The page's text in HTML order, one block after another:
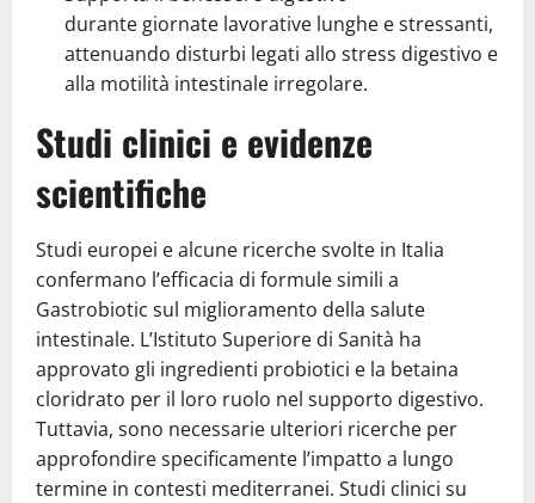
durante giornate lavorative lunghe e stressanti,
attenuando disturbi legati allo stress digestivo e
alla motilità intestinale irregolare.
Studi clinici e evidenze
scientifiche
Studi europei e alcune ricerche svolte in Italia
confermano l’efficacia di formule simili a
Gastrobiotic sul miglioramento della salute
intestinale. L’Istituto Superiore di Sanità ha
approvato gli ingredienti probiotici e la betaina
cloridrato per il loro ruolo nel supporto digestivo.
Tuttavia, sono necessarie ulteriori ricerche per
approfondire specificamente l’impatto a lungo
termine in contesti mediterranei. Studi clinici su